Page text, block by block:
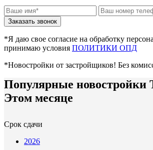
*Я даю свое согласие на обработку
принимаю условия ПОЛИТИКИ ОПД
*Новостройки от застройщиков! Без
Популярные новостройки
Этом месяце
Срок сдачи
2026